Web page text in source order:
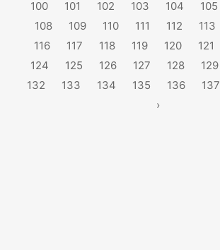
100
101 102 103 104 105
108
109 110 111 112 113
116
117 118 119 120 121
124
125 126 127 128 129
132
133 134 135 136 137
›